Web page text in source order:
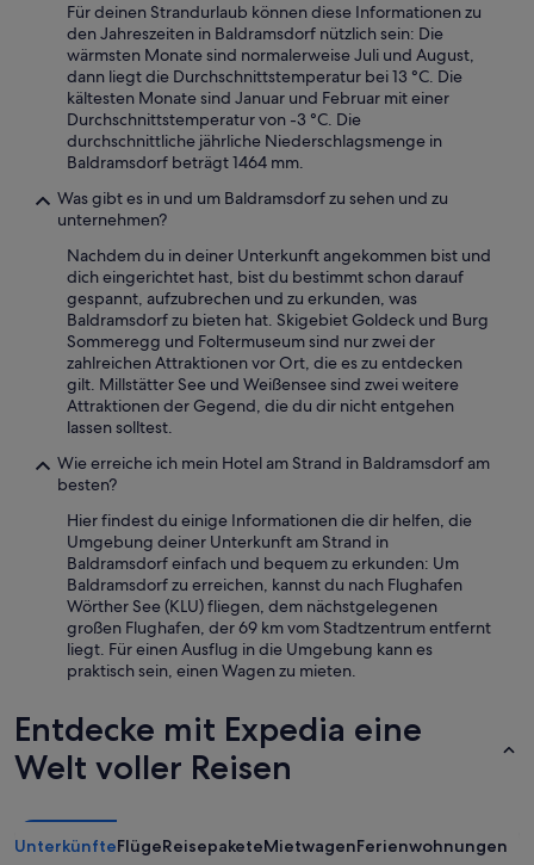
Für deinen Strandurlaub können diese Informationen zu
den Jahreszeiten in Baldramsdorf nützlich sein: Die
wärmsten Monate sind normalerweise Juli und August,
dann liegt die Durchschnittstemperatur bei 13 °C. Die
kältesten Monate sind Januar und Februar mit einer
Durchschnittstemperatur von -3 °C. Die
durchschnittliche jährliche Niederschlagsmenge in
Baldramsdorf beträgt 1464 mm.
Was gibt es in und um Baldramsdorf zu sehen und zu
unternehmen?
Nachdem du in deiner Unterkunft angekommen bist und
dich eingerichtet hast, bist du bestimmt schon darauf
gespannt, aufzubrechen und zu erkunden, was
Baldramsdorf zu bieten hat. Skigebiet Goldeck und Burg
Sommeregg und Foltermuseum sind nur zwei der
zahlreichen Attraktionen vor Ort, die es zu entdecken
gilt. Millstätter See und Weißensee sind zwei weitere
Attraktionen der Gegend, die du dir nicht entgehen
lassen solltest.
Wie erreiche ich mein Hotel am Strand in Baldramsdorf am
besten?
Hier findest du einige Informationen die dir helfen, die
Umgebung deiner Unterkunft am Strand in
Baldramsdorf einfach und bequem zu erkunden: Um
Baldramsdorf zu erreichen, kannst du nach Flughafen
Wörther See (KLU) fliegen, dem nächstgelegenen
großen Flughafen, der 69 km vom Stadtzentrum entfernt
liegt. Für einen Ausflug in die Umgebung kann es
praktisch sein, einen Wagen zu mieten.
Entdecke mit Expedia eine
Welt voller Reisen
UnterkünfteFlügeReisepaketeMietwagenFerienwohnungen